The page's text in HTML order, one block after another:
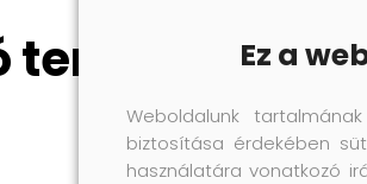
termékekEz a
Weboldalunk
biztosítása érdekében
használatára vonatkozó